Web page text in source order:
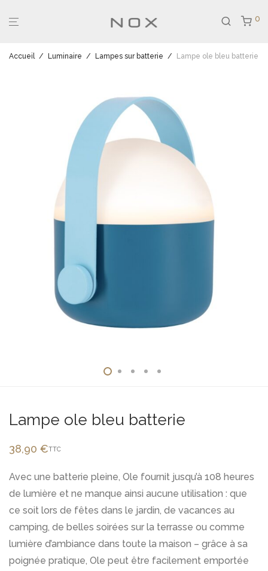
0
Accueil / Luminaire / Lampes sur batterie / Lampe ole bleu batterie
Lampe ole bleu batterie
38,90 €TTC
Avec une batterie pleine, Ole fournit jusqu’à 108 heures
de lumière et ne manque ainsi aucune utilisation : que
ce soit lors de fêtes dans le jardin, de vacances au
camping, de belles soirées sur la terrasse ou comme
lumière d’ambiance dans toute la maison – grâce à sa
poignée pratique, Ole peut être facilement emportée